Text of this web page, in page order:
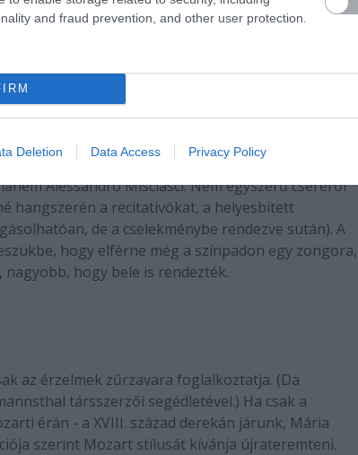
and fraud prevention, and other user protection.
Deletion Data Access Privacy Policy
nem vitatható el az előadástól, mégiscsak
Saimir Pirgunak (Ferrando) külön élvezet az
Nicola Ulivieri (Guglielmo) szőke parókában
ennek következménye lenne a karakterre
kizárólag kalákában mutatkoznak,
a szükséges vagy szükségtelen kellékeket. Az
a continuót a karmester Philippe Jordan
Alessandro Misciasci. Nem egyszerű cseréről
hangszerén a recitativókat, a helyesbített
de a cselekménybe rendezve sután). A
hogy elférne még a színpadon egy zongora,
hogy bele is rendezték.
az érzelmek zűrzavara foglalkoztatja. (Da
társszerzői segédletével.) Ha csak a
érán - a XVIII. század derekán járunk, Mária
szerint Mozart stílusát kívánja újrateremteni.